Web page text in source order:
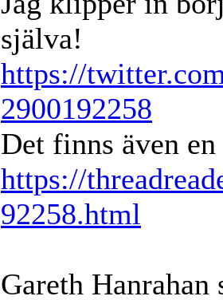
själva!
https://
2900192258
Det finns även
https://
92258.html
Gareth Hanrahan